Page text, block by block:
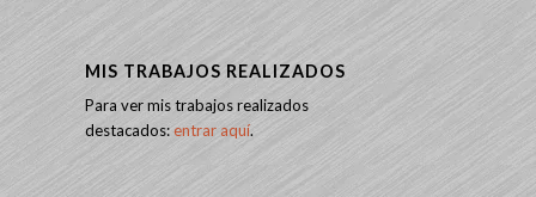
MIS TRABAJOS REALIZADOS
Para ver mis trabajos realizados
destacados:entrar aquí.